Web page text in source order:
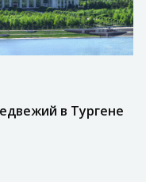
в Тургене